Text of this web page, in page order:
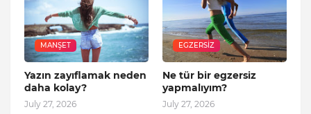
MANŞET
Yazın zayıflamak neden
daha kolay?
July 27, 2026
EGZERSIZ
Ne tür bir egzersiz
yapmalıyım?
July 27, 2026